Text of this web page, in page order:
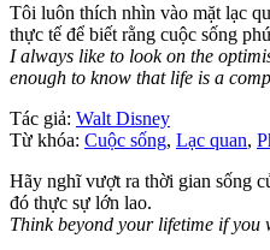
Tôi luôn thích nhìn vào mặt lạc
thực tế để biết rằng cuộc sống
I always like to look on the
enough to know that life is a
Tác giả: Walt Disney
Từ khóa: Cuộc sống, Lạc quan,
Hãy nghĩ vượt ra thời gian sống
đó thực sự lớn lao.
Think beyond your lifetime if you